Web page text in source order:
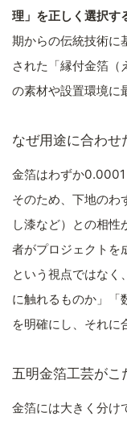
理」を正しく選択す
期からの伝統技術に
された「縁付金箔（
の素材や設置環境に
なぜ用途に合わせ
金箔はわずか0.0001
そのため、下地のわ
し漆など）との相性
者がプロジェクトを
という視点ではなく
に触れるものか」「
を明確にし、それに
五明金箔工芸がこ
金箔には大きく分け